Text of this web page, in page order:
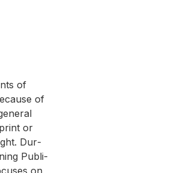
of
of
or
Dur­
Pub­li­
on